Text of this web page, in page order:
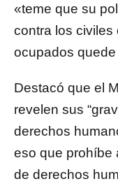
«teme que su
contra los civiles
ocupados
Destacó que el
revelen sus
derechos
eso que prohíbe
de derechos